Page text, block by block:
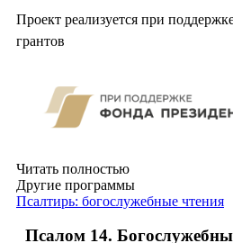
Проект реализуется при
грантов
Читать полностью
Другие программы
Псалтирь: богослужебные чтения
Псалом 14.